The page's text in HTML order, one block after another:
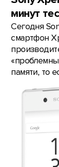
минут
Сегодня
смартфон
памяти, то